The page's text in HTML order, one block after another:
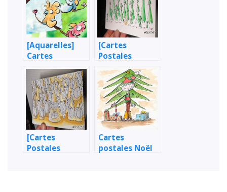
[Aquarelles]
Cartes
postales 1/2
[Cartes
Postales
Aquarelle]
Collection Or
Argent Noël
2022 1/2
[Cartes
Postales
Cartes
postales Noël